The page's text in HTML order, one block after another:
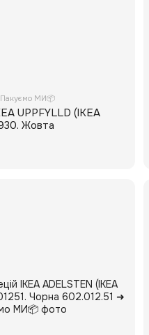
МИ📦
UPPFYLLD (ІКЕА
Жовта